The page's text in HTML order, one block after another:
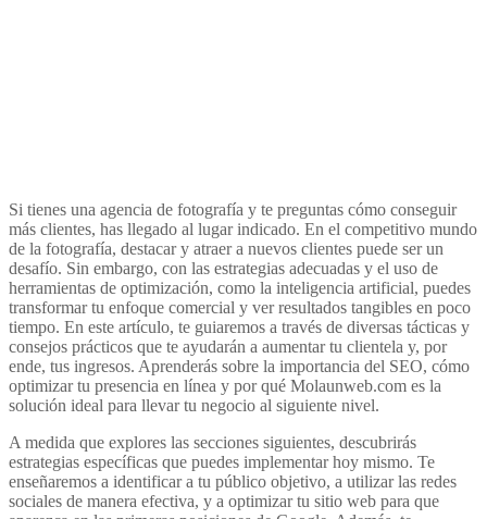
Si tienes una agencia de fotografía y te preguntas cómo conseguir
más clientes, has llegado al lugar indicado. En el competitivo mundo
de la fotografía, destacar y atraer a nuevos clientes puede ser un
desafío. Sin embargo, con las estrategias adecuadas y el uso de
herramientas de optimización, como la inteligencia artificial, puedes
transformar tu enfoque comercial y ver resultados tangibles en poco
tiempo. En este artículo, te guiaremos a través de diversas tácticas y
consejos prácticos que te ayudarán a aumentar tu clientela y, por
ende, tus ingresos. Aprenderás sobre la importancia del SEO, cómo
optimizar tu presencia en línea y por qué Molaunweb.com es la
solución ideal para llevar tu negocio al siguiente nivel.
A medida que explores las secciones siguientes, descubrirás
estrategias específicas que puedes implementar hoy mismo. Te
enseñaremos a identificar a tu público objetivo, a utilizar las redes
sociales de manera efectiva, y a optimizar tu sitio web para que